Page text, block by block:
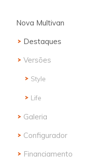
Nova Multivan
Destaques
Versões
Style
Life
Galeria
Configurador
Financiamento